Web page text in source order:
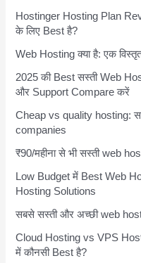
Hostinger Hosting Plan
के लिए Best है?
Web Hosting क्या है: एक विस्तृत
2025 की Best सस्ती Web
और Support Compare करें
Cheap vs quality hosting:
companies
₹90/महीना से भी सस्ती web
Low Budget में Best Web
Hosting Solutions
सबसे सस्ती और अच्छी web
Cloud Hosting vs VPS
में कौनसी Best है?